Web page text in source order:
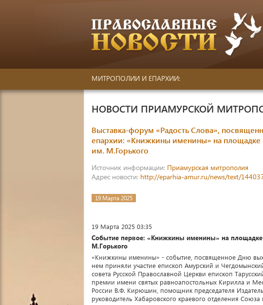
МИТРОПОЛИИ И ЕПАРХИИ:
НОВОСТИ ПРИАМУРСКОЙ
Выставка-форум «Радость Слова»,
епархии: «Книжкины именины» на площадке
им. М.Горького
Источник информации: Приамурская митрополия
Адрес новости: http://eparhia-amur.ru/news/text/
19 Марта 2025
19 Марта 2025 03:35
Событие первое: «Книжкины именины» на площадке
М.Горького
«Книжкины именины» - событие, посвященное Дню
нем приняли участие епископ Амурский и
совета Русской Православной Церкви епископ
премии имени святых равноапостольных Кирилла и
России В.Ф. Кирюшин, помощник председателя
руководитель Хабаровского краевого отделения